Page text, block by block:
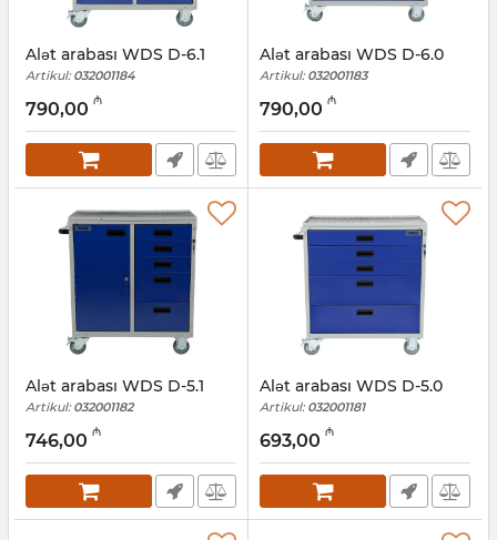
Alət arabası WDS D-6.1
Artikul: 032001184
790,00 ₼
Alət arabası WDS D-6.0
Artikul: 032001183
790,00 ₼
Alət arabası WDS D-5.1
Artikul: 032001182
746,00 ₼
Alət arabası WDS D-5.0
Artikul: 032001181
693,00 ₼